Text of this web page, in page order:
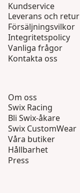
Kundservice
Leverans och retur
Försäljningsvilkor
Integritetspolicy
Vanliga frågor
Kontakta oss
Om oss
Swix Racing
Bli Swix-åkare
Swix CustomWear
Våra butiker
Hållbarhet
Press